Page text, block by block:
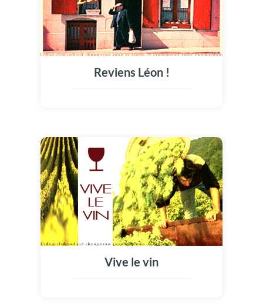
Reviens Léon !
Vive le vin